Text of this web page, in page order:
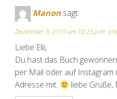
Manon sagt:
Dezember 3, 2019 um 10:25 p.m.
Liebe Elli,
Du hast das Buch
per Mail oder auf Instagram
Adresse mit.
liebe